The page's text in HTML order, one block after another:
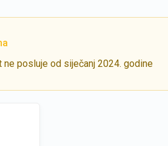
posluje od siječanj 2024. godine